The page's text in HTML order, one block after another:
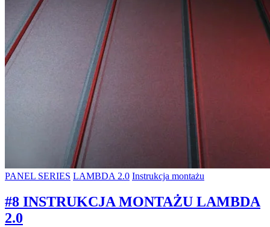
PANEL SERIES LAMBDA 2.0 Instrukcja montażu
#8 INSTRUKCJA MONTAŻU LAMBDA
2.0